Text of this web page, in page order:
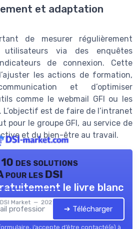
et adaptation
de mesurer régulièrement
utilisateurs via des enquêtes
de connexion. Cette
les actions de formation,
et d’optimiser
comme le webmail GFI ou les
est de faire de l’intranet
pour le groupe GFI, au service de
et du bien-être au travail.
des solutions
pour les DSI
DSI Market — 2026
le livre blanc
➔ Télécharger
j’accepte d’être contacté(e) à